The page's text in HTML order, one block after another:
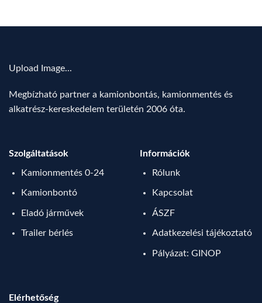
Upload Image...
Megbízható partner a kamionbontás, kamionmentés és
alkatrész-kereskedelem területén 2006 óta.
Szolgáltatások
Kamionmentés 0-24
Kamionbontó
Eladó járművek
Trailer bérlés
Információk
Rólunk
Kapcsolat
ÁSZF
Adatkezelési tájékoztató
Pályázat: GINOP
Elérhetőség